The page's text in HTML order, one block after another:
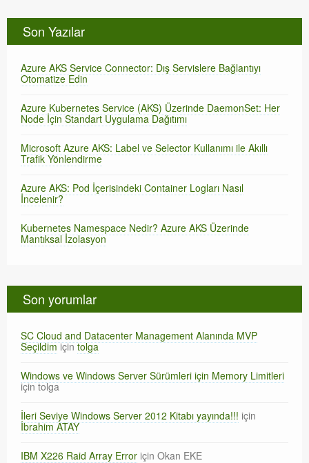
Son Yazılar
Azure AKS Service Connector: Dış Servislere Bağlantıyı
Otomatize Edin
Azure Kubernetes Service (AKS) Üzerinde DaemonSet: Her
Node İçin Standart Uygulama Dağıtımı
Microsoft Azure AKS: Label ve Selector Kullanımı ile Akıllı
Trafik Yönlendirme
Azure AKS: Pod İçerisindeki Container Logları Nasıl
İncelenir?
Kubernetes Namespace Nedir? Azure AKS Üzerinde
Mantıksal İzolasyon
Son yorumlar
SC Cloud and Datacenter Management Alanında MVP
Seçildimiçintolga
Windows ve Windows Server Sürümleri için Memory Limitleri
içintolga
İleri Seviye Windows Server 2012 Kitabı yayında!!! için
İbrahim ATAY
IBM X226 Raid Array Error için Okan EKE